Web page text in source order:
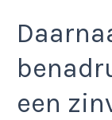
een